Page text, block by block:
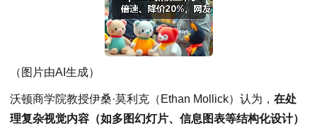
（图片由AI生成）
沃顿商学院教授伊桑·莫利克（Ethan Mollick）认为， 在处
理复杂视觉内容（如多图幻灯片、信息图表等结构化设计）